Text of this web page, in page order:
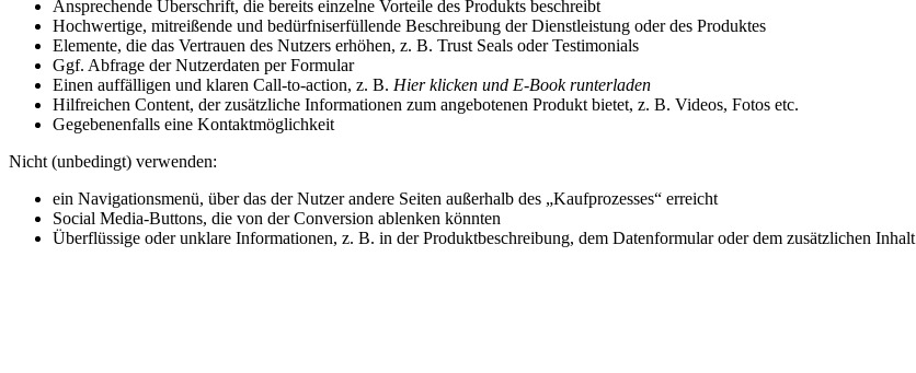
Ansprechende Überschrift, die bereits einzelne Vorteile des Produkts beschreibt
Hochwertige, mitreißende und bedürfniserfüllende Beschreibung der Dienstleistung oder des Produktes
Elemente, die das Vertrauen des Nutzers erhöhen, z. B. Trust Seals oder Testimonials
Ggf. Abfrage der Nutzerdaten per Formular
Einen auffälligen und klaren Call-to-action, z. B. Hier klicken und E-Book runterladen
Hilfreichen Content, der zusätzliche Informationen zum angebotenen Produkt bietet, z. B. Videos, Fotos etc.
Gegebenenfalls eine Kontaktmöglichkeit
Nicht (unbedingt) verwenden:
ein Navigationsmenü, über das der Nutzer andere Seiten außerhalb des „Kaufprozesses“ erreicht
Social Media-Buttons, die von der Conversion ablenken könnten
Überflüssige oder unklare Informationen, z. B. in der Produktbeschreibung, dem Datenformular oder dem zusätzlichen Inhalt